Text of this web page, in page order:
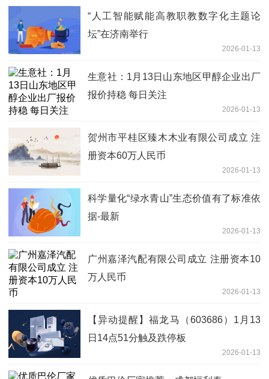
“人工智能赋能高教职教数字化主题论
坛”在济南举行
2026-01-13
生意社：1月13日山东地区甲醇企业出厂
报价持稳 每日关注
2026-01-13
贺州市平桂区臻木木业有限公司成立 注
册资本60万人民币
2026-01-13
科学量化“绿水青山”生态价值有了标准依
据-最新
2026-01-13
广州嘉泽汽配有限公司成立 注册资本10
万人民币
2026-01-13
【异动提醒】福龙马（603686）1月13
日14点51分触及跌停板
2026-01-13